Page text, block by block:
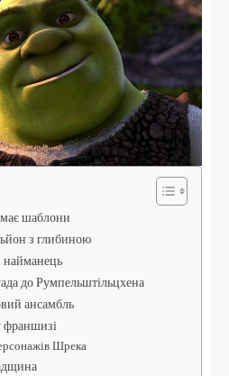
шаблони
з глибиною
найманець
до Румпельштільцхена
ансамбль
франшизі
Шрека